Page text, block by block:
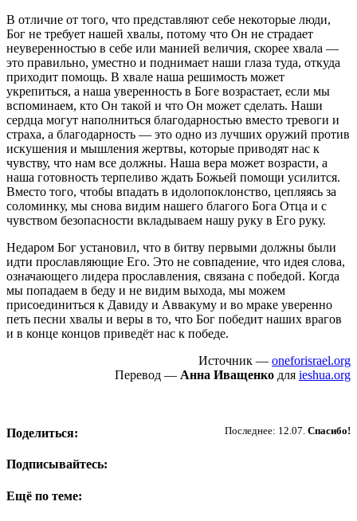
В отличие от того, что представляют себе некоторые люди,
Бог не требует нашей хвалы, потому что Он не страдает
неуверенностью в себе или манией величия, скорее хвала —
это правильно, уместно и поднимает наши глаза туда, откуда
приходит помощь. В хвале наша решимость может
укрепиться, а наша уверенность в Боге возрастает, если мы
вспоминаем, кто Он такой и что Он может сделать. Наши
сердца могут наполниться благодарностью вместо тревоги и
страха, а благодарность — это одно из лучших оружий против
искушения и мышления жертвы, которые приводят нас к
чувству, что нам все должны. Наша вера может возрасти, а
наша готовность терпеливо ждать Божьей помощи усилится.
Вместо того, чтобы впадать в идолопоклонство, цепляясь за
соломинку, мы снова видим нашего благого Бога Отца и с
чувством безопасности вкладываем нашу руку в Его руку.
Недаром Бог установил, что в битву первыми должны были
идти прославляющие Его. Это не совпадение, что идея слова,
означающего лидера прославления, связана с победой. Когда
мы попадаем в беду и не видим выхода, мы можем
присоединиться к Давиду и Аввакуму и во мраке уверенно
петь песни хвалы и веры в то, что Бог победит наших врагов
и в конце концов приведёт нас к победе.
Источник — oneforisrael.org
Перевод — Анна Иващенко для ieshua.org
Последнее: 12.07. Спасибо!
Поделиться:
Подписывайтесь:
Ещё по теме: